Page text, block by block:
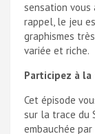
sensation
rappel, le jeu
graphismes
variée et riche.
Participez à la
Cet épisode
sur la trace du
embauchée